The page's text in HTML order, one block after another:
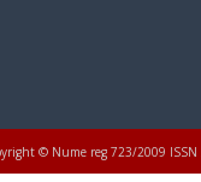
© Nume reg 723/2009 ISSN